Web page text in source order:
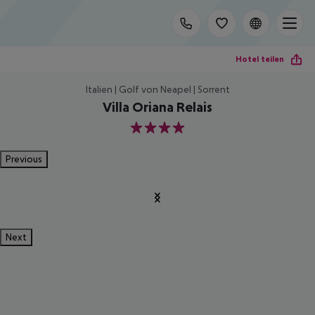
Hotel teilen
Italien | Golf von Neapel | Sorrent
Villa Oriana Relais
4
Previous
Next